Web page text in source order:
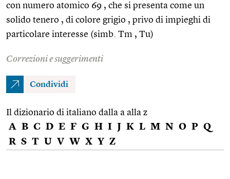
con numero atomico 69 , che si presenta come un
solido tenero , di colore grigio , privo di impieghi di
particolare interesse (simb. Tm , Tu)
Correzioni e suggerimenti
Condividi
Il dizionario di italiano dalla a alla z
A B C D E F G H I J K L M N O P Q
R S T U V W X Y Z